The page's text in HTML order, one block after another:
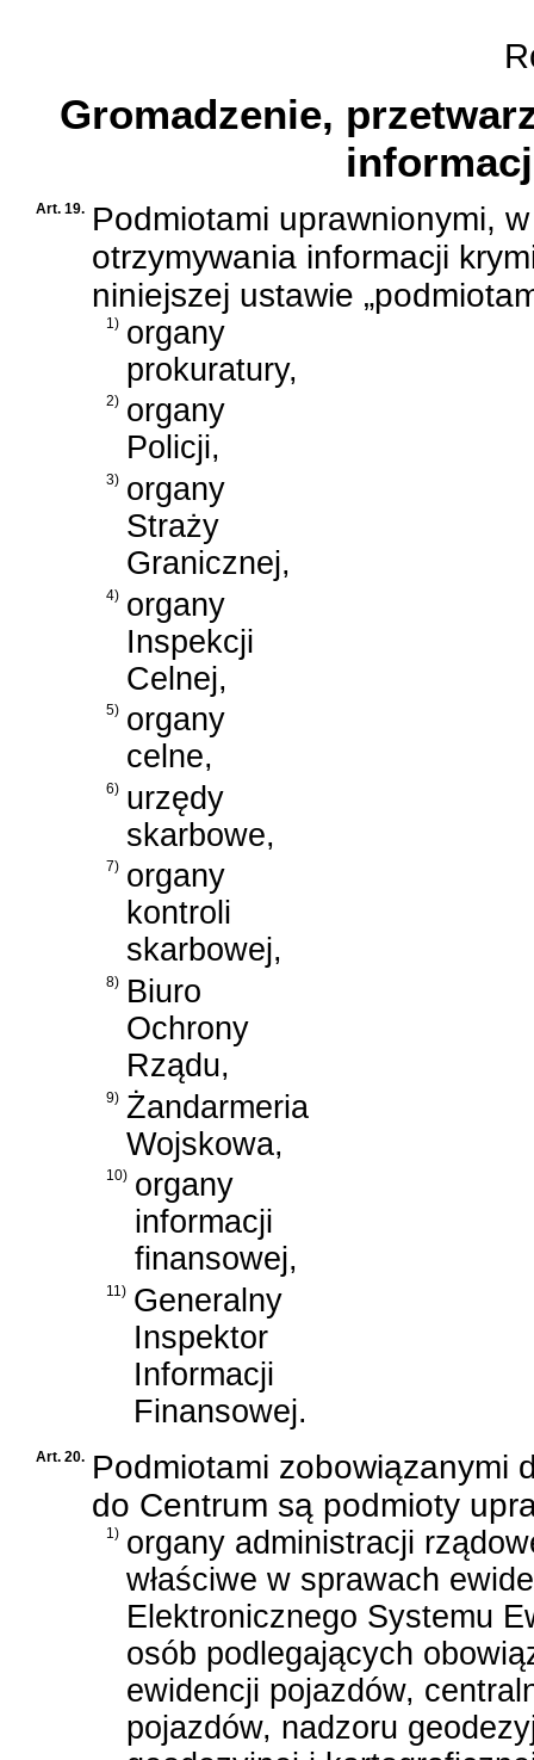
Gromadzenie,
Art. 19. Podmiotami uprawnionymi,
otrzymywania informacji
niniejszej ustawie
1) organy
prokuratury,
2) organy
Policji,
3) organy
Straży
Granicznej,
4) organy
Inspekcji
Celnej,
5) organy
celne,
6) urzędy
skarbowe,
7) organy
kontroli
skarbowej,
8) Biuro
Ochrony
Rządu,
9) Żandarmeria
Wojskowa,
10) organy
informacji
finansowej,
11) Generalny
Inspektor
Informacji
Finansowej.
Art. 20. Podmiotami zobowiązanymi
do Centrum są podmioty
1) organy administracji
właściwe w sprawach
Elektronicznego Systemu
osób podlegających
ewidencji pojazdów,
pojazdów, nadzoru